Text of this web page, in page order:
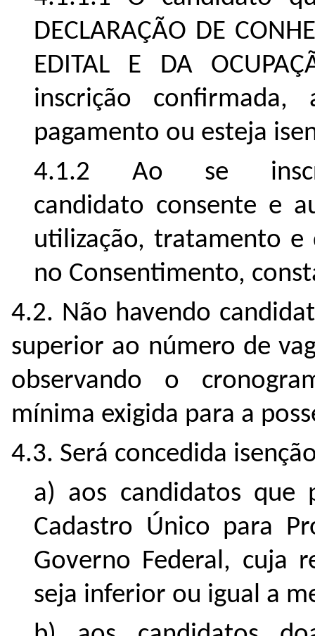
DECLARAÇÃO DE
EDITAL E DA
inscrição
pagamento ou esteja
4.1.2 Ao se
candidato consente e
utilização, tratamento e
no Consentimento,
4.2. Não havendo
superior ao número de
observando o
mínima exigida para a
4.3. Será concedida
a) aos candidatos que
Cadastro Único para
Governo Federal, cuja
seja inferior ou igual a